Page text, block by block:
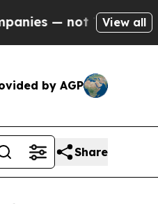
Taxpayers — the
View all
by AGP
Share